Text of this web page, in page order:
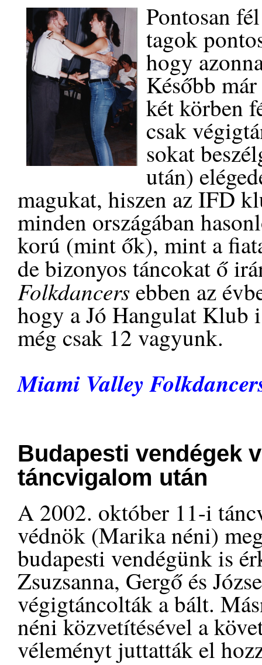
Pontosan
tagok
hogy
Később
két körben
csak
sokat
után)
magukat, hiszen az IFD
minden országában
korú (mint ők), mint a
de bizonyos táncokat ő
Folkdancers ebben az
hogy a Jó Hangulat Klub
még csak 12 vagyunk.
Miami Valley
Budapesti vendégek
táncvigalom után
A 2002. október 11-i
védnök (Marika néni)
budapesti vendégünk is
Zsuzsanna, Gergő és
végigtáncolták a bált.
néni közvetítésével a
véleményt juttatták el